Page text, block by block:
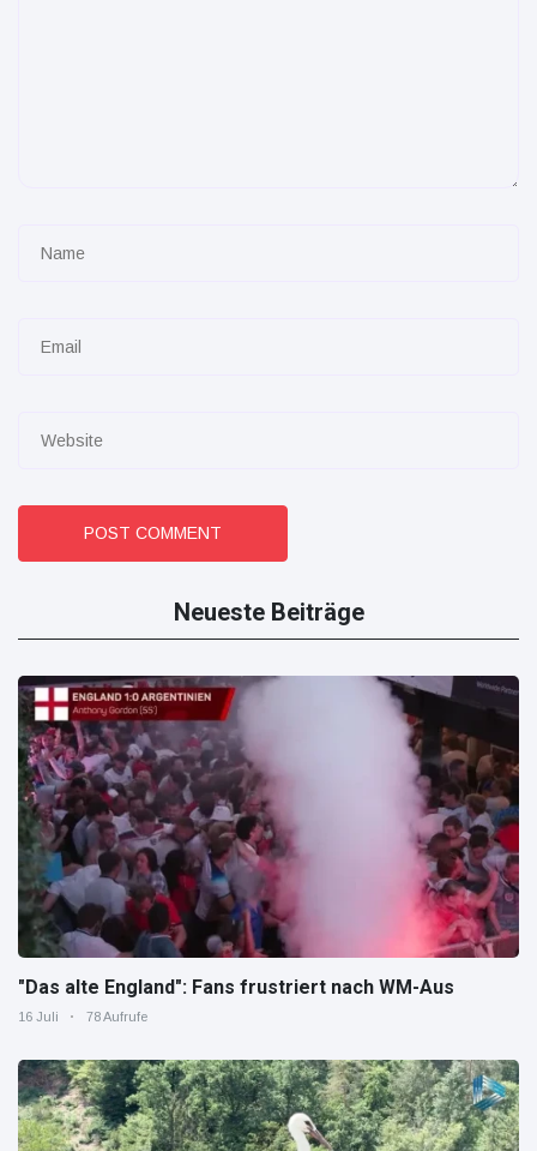
POST COMMENT
Neueste Beiträge
"Das alte England": Fans frustriert nach WM-Aus
16 Juli 78 Aufrufe